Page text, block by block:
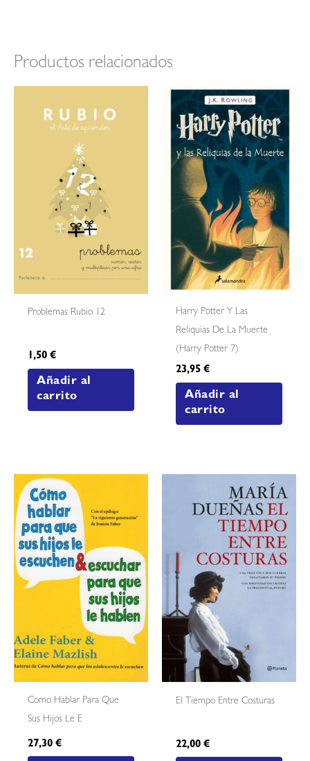
Productos relacionados
Problemas Rubio 12
1,50€
Añadir al
carrito
Harry Potter Y Las
Reliquias De La Muerte
(harry Potter 7)
23,95€
Añadir al
carrito
Como Hablar Para Que
Sus Hijos Le E
27,30€
El Tiempo Entre Costuras
22,00€